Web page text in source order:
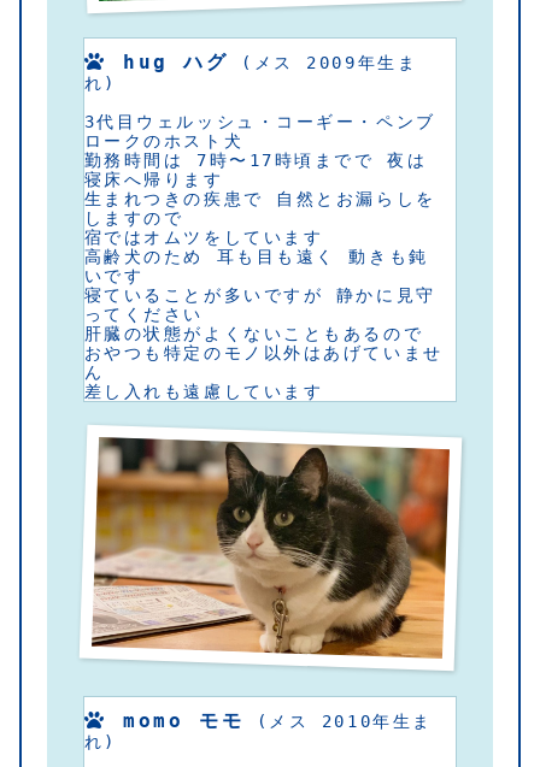
hug ハグ (メス 2009年生ま
れ)
3代目ウェルッシュ・コーギー・ペンブ
ロークのホスト犬
勤務時間は 7時〜17時頃までで 夜は
寝床へ帰ります
生まれつきの疾患で 自然とお漏らしを
しますので
宿ではオムツをしています
高齢犬のため 耳も目も遠く 動きも鈍
いです
寝ていることが多いですが 静かに見守
ってください
肝臓の状態がよくないこともあるので
おやつも特定のモノ以外はあげていませ
ん
差し入れも遠慮しています
momo モモ
(メス 2010年生ま
れ)